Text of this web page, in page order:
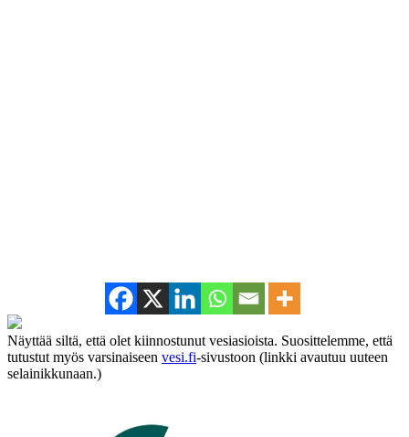
Näyttää siltä, että olet kiinnostunut vesiasioista. Suosittelemme, että
tutustut myös varsinaiseen vesi.fi-sivustoon (linkki avautuu uuteen
selainikkunaan.)